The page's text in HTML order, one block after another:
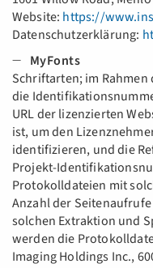
Website: https://
Datenschutzerklärung:
MyFonts
Schriftarten; im
die
URL der lizenzierten
ist, um den
identifizieren, und die
Projekt-
Protokolldateien mit
Anzahl der
solchen Extraktion und
werden die
Imaging Holdings Inc.,